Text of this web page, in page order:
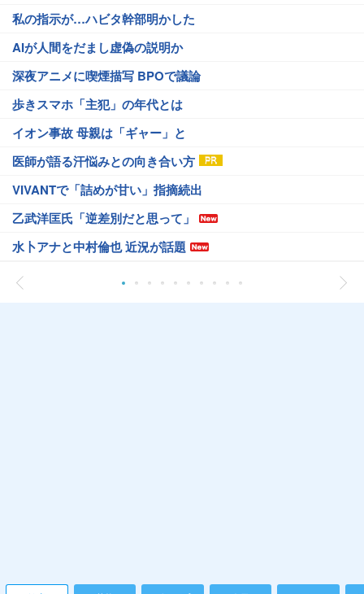
私の指示が…ハビタ幹部明かした
AIが人間をだまし虚偽の説明か
深夜アニメに喫煙描写 BPOで議論
歩きスマホ「主犯」の年代とは
イオン事故 母親は「ギャー」と
医師が語る汗悩みとの向き合い方
VIVANTで「詰めが甘い」指摘続出
乙武洋匡氏「逆差別だと思って」
水卜アナと中村倫也 近況が話題